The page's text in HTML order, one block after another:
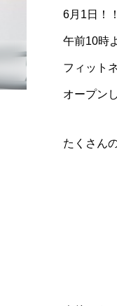
6月1日！！
午前10時
フィット
オープン
たくさん